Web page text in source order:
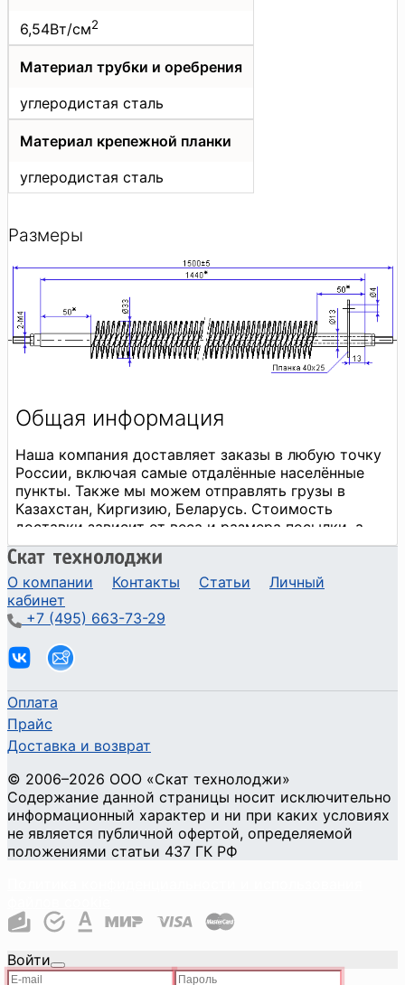
6,54Вт/см2
Материал трубки и оребрения
углеродистая сталь
Материал крепежной планки
углеродистая сталь
Размеры
О компании Контакты Статьи
Личный
кабинет
+7 (495) 663-73-29
Оплата
Прайс
Доставка и возврат
© 2006–2026 ООО «Скат технолоджи»
Содержание данной страницы носит исключительно
информационный характер и ни при каких условиях
не является публичной офертой, определяемой
положениями статьи 437 ГК РФ
Войти